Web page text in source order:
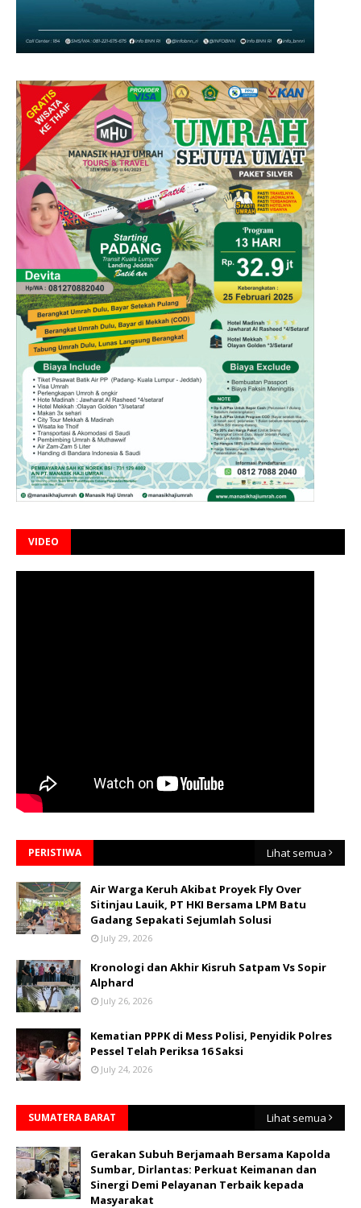
VIDEO
PERISTIWA Lihat semua
Air Warga Keruh Akibat Proyek Fly Over
Sitinjau Lauik, PT HKI Bersama LPM Batu
Gadang Sepakati Sejumlah Solusi
July 29, 2026
Kronologi dan Akhir Kisruh Satpam Vs Sopir
Alphard
July 26, 2026
Kematian PPPK di Mess Polisi, Penyidik Polres
Pessel Telah Periksa 16 Saksi
July 24, 2026
SUMATERA BARAT Lihat semua
Gerakan Subuh Berjamaah Bersama Kapolda
Sumbar, Dirlantas: Perkuat Keimanan dan
Sinergi Demi Pelayanan Terbaik kepada
Masyarakat